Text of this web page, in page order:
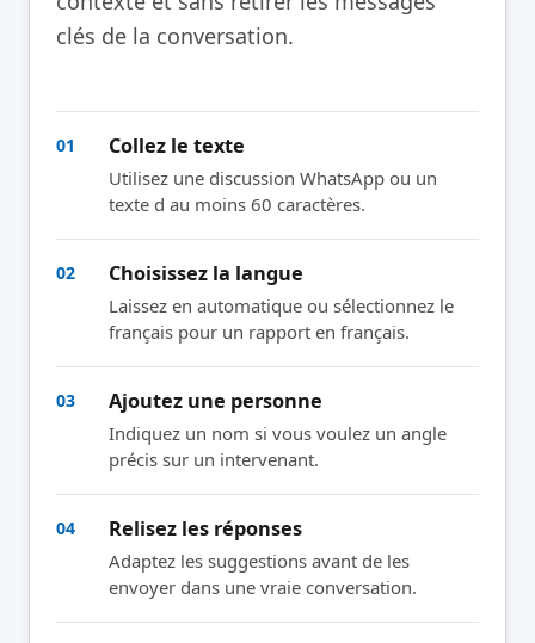
clés de la conversation.
01 Collez le texte
Utilisez une discussion WhatsApp ou un
texte d au moins 60 caractères.
02 Choisissez la langue
Laissez en automatique ou sélectionnez le
français pour un rapport en français.
03 Ajoutez une personne
Indiquez un nom si vous voulez un angle
précis sur un intervenant.
04 Relisez les réponses
Adaptez les suggestions avant de les
envoyer dans une vraie conversation.